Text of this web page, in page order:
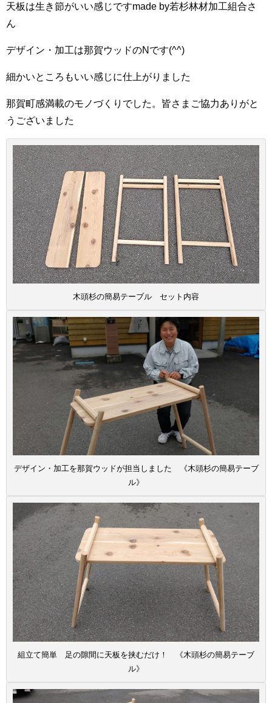
天板は生き節がいい感じですmade by若杉林材加工組合さ
ん
デザイン・加工は那賀ウッドのNです(^^)
細かいところもいい感じに仕上がりました
那賀町感満載のモノづくりでした。皆さまご協力ありがと
うございました
木頭杉の簡易テーブル セット内容
デザイン・加工を那賀ウッドが担当しました 《木頭杉の簡易テーブ
ル》
組立て簡単 足の隙間に天板を挟むだけ！ 《木頭杉の簡易テーブ
ル》